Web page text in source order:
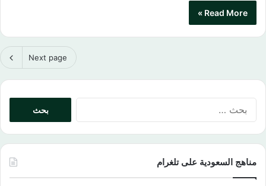
Read More »
Next page
البحث
مناهج السعودية على تلغرام